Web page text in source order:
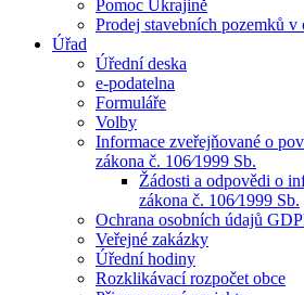
Pomoc Ukrajině
Prodej stavebních pozemků v
Úřad
Úřední deska
e-podatelna
Formuláře
Volby
Informace zveřejňované o
zákona č. 106⁄1999 Sb.
Žádosti a odpovědi o
zákona č. 106⁄1999 Sb.
Ochrana osobních údajů
Veřejné zakázky
Úřední hodiny
Rozklikávací rozpočet obce